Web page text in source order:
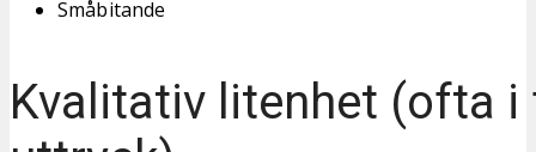
Småbitande
Kvalitativ litenhet (ofta i